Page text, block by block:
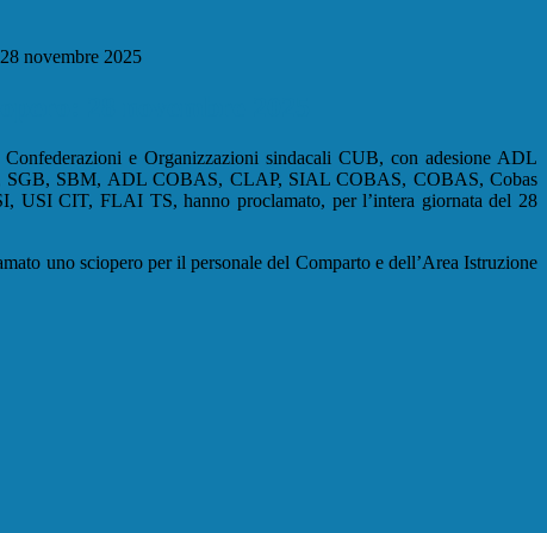
novembre 2025
e Organizzazioni sindacali CUB, con adesione ADL
SGB, SBM, ADL COBAS, CLAP, SIAL COBAS, COBAS, Cobas
USI CIT, FLAI TS, hanno proclamato, per l’intera giornata del 28
uno sciopero per il personale del Comparto e dell’Area Istruzione